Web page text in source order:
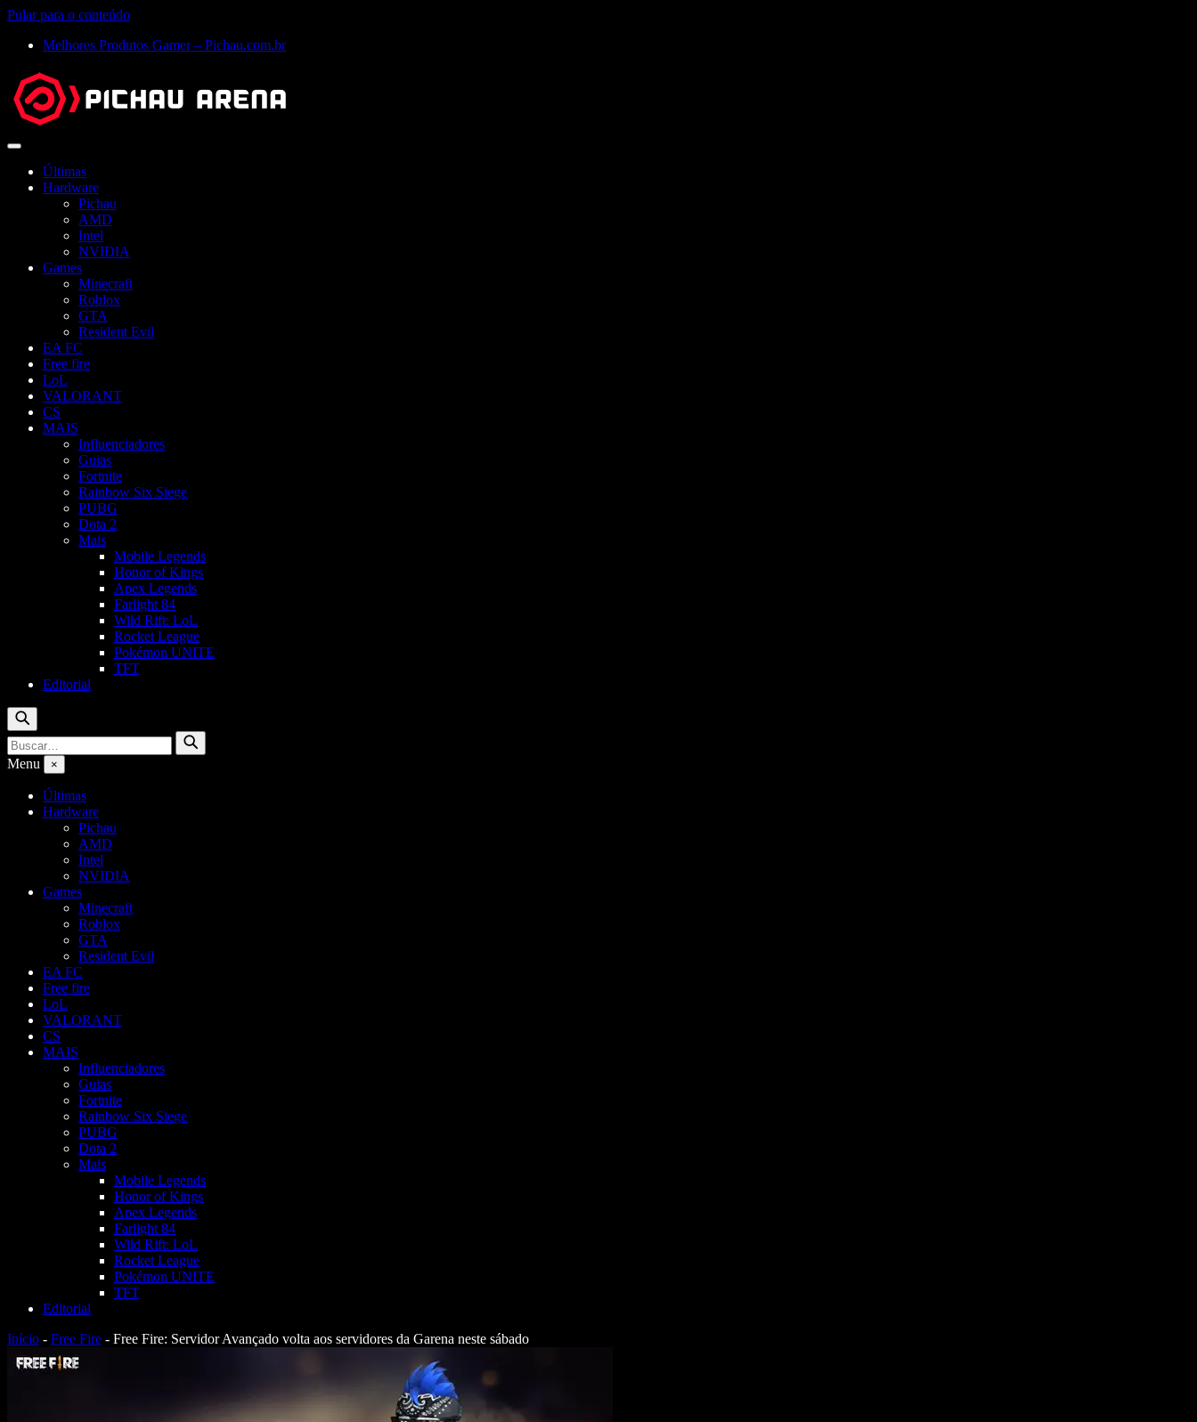
Pular para o conteúdo
Melhores Produtos Gamer – Pichau.com.br
Abrir
Últimas
Hardware
Pichau
AMD
Intel
NVIDIA
Games
Minecraft
Roblox
GTA
Resident Evil
EA FC
Free fire
LoL
VALORANT
CS
MAIS
Influenciadores
Guias
Fortnite
Rainbow Six Siege
PUBG
Dota 2
Mais
Mobile Legends
Honor of Kings
Apex Legends
Farlight 84
Wild Rift: LoL
Rocket League
Pokémon UNITE
TFT
Editorial
Buscar
Buscar
por:
Buscar
Menu ×
Últimas
Hardware
Pichau
AMD
Intel
NVIDIA
Games
Minecraft
Roblox
GTA
Resident Evil
EA FC
Free fire
LoL
VALORANT
CS
MAIS
Influenciadores
Guias
Fortnite
Rainbow Six Siege
PUBG
Dota 2
Mais
Mobile Legends
Honor of Kings
Apex Legends
Farlight 84
Wild Rift: LoL
Rocket League
Pokémon UNITE
TFT
Editorial
Início - Free Fire - Free Fire: Servidor Avançado volta aos servidores da Garena neste sábado